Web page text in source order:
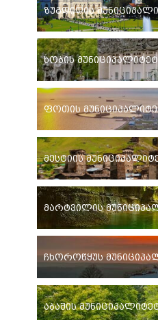
ზუგდიდის
ხობის
ფოთის
მესტიის
მარტვილის
ჩხოროწყუს
აბაშის